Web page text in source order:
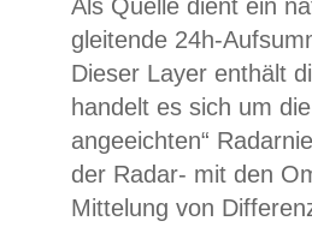
Als Quelle dient ein
gleitende 24h-
Dieser Layer enthält
handelt es sich um
angeeichten“
der Radar- mit den
Mittelung von